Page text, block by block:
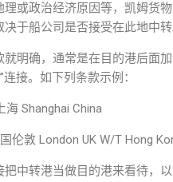
或政治经济原因等，凯姆货
于船公司是否接受在此地中转
明确，通常是在目的港后面
接。如下列条款示例：
Shanghai China
伦敦 London UK W/T Hong
中转港当做目的港来看待，